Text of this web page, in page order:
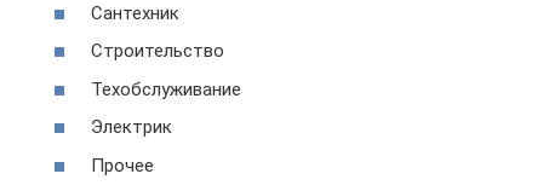
Сантехник
Строительство
Техобслуживание
Электрик
Прочее